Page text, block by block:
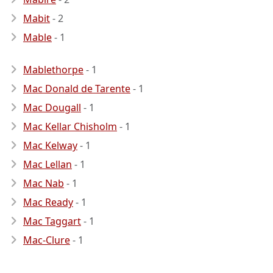
Mabit- 2
Mable- 1
Mablethorpe- 1
Mac Donald de Tarente- 1
Mac Dougall - 1
Mac Kellar Chisholm - 1
Mac Kelway- 1
Mac Lellan - 1
Mac Nab - 1
Mac Ready- 1
Mac Taggart- 1
Mac-Clure- 1